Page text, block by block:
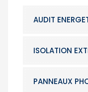
AUDIT
ISOLATION
PANNEAUX